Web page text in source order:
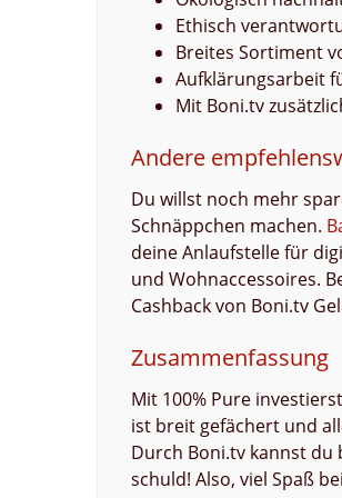
Ethisch
Breites Sortiment
Aufklärungsarbeit
Mit Boni.tv
Andere
Du willst noch mehr
Schnäppchen machen.
deine Anlaufstelle für
und Wohnaccessoires.
Cashback von Boni.tv
Zusammenfassung
Mit 100% Pure
ist breit gefächert und
Durch Boni.tv kannst du
schuld! Also, viel Spaß